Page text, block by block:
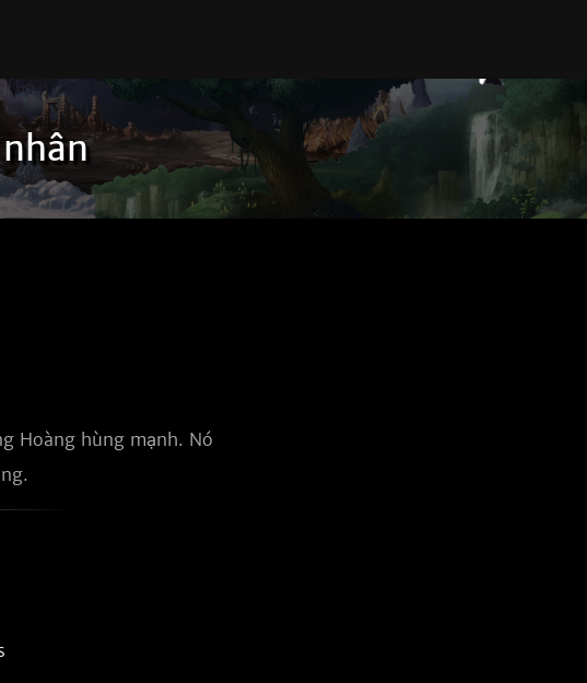
Hoàng hùng mạnh. Nó